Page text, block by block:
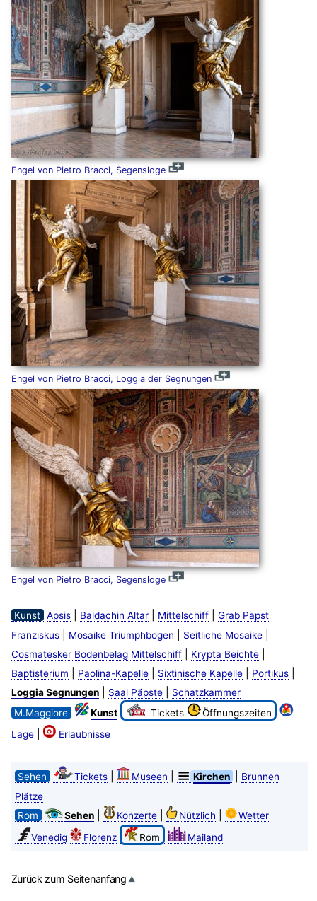
Engel von Pietro Bracci, Segensloge
Engel von Pietro Bracci, Loggia der Segnungen
Engel von Pietro Bracci, Segensloge
Kunst Apsis| Baldachin Altar| Mittelschiff| Grab Papst
Franziskus| Mosaike Triumphbogen Seitliche Mosaike|
Cosmatesker Bodenbelag Mittelschiff| Krypta Beichte|
Baptisterium Paolina-Kapelle| Sixtinische Kapelle| Portikus|
Loggia Segnungen| Saal Päpste|
Schatzkammer
M.Maggiore
Kunst Tickets
Öffnungszeiten
Lage| Erlaubnisse
Sehen Tickets| Museen Kirchen
Brunnen
Plätze
Rom
Sehen| Konzerte| Nützlich
Wetter
Venedig
Florenz Rom Mailand
Zurück zum Seitenanfang